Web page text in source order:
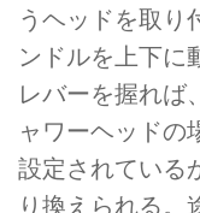
うヘッドを取り
ンドルを上下に
レバーを握れば
ャワーヘッドの
設定されている
り換えられる。